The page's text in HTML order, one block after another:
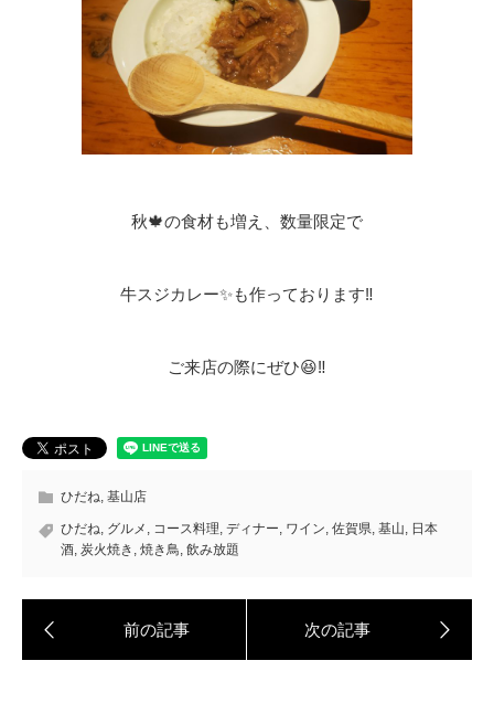
秋🍁の食材も増え、数量限定で
牛スジカレー✨も作っております‼️
ご来店の際にぜひ😆‼️
ひだね, 基山店
ひだね, グルメ , コース料理, ディナー, ワイン, 佐賀県, 基山, 日本
酒, 炭火焼き , 焼き鳥, 飲み放題